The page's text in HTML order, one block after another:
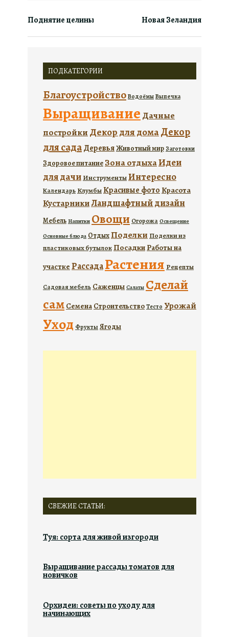
Поднятие целины Новая Зеландия
ПОДКАТЕГОРИИ
БлагоустройствоВодоёмыВыпечка
Выращивание Дачные
постройки Декор для домаДекор
для садаДеревьяЖивотный мир Заготовки
Здоровое питание Зона отдыхаИдеи
для дачи ИнструментыИнтересно
Календарь КлумбыКрасивые фото Красота
КустарникиЛандшафтный дизайн
Мебель Напитки Овощи Огорожа Освещение
Основные блюда ОтдыхПоделки Поделки из
пластиковых бутылокПосадки Работы на
участке РассадаРастения Рецепты
Садовая мебель Саженцы Салаты Сделай
сам Семена СтроительствоТесто Урожай
Уход Фрукты Ягоды
СВЕЖИЕ СТАТЬИ:
Туя: сорта для живой изгороди
Выращивание рассады томатов для
новичков
Орхидеи: советы по уходу для
начинающих